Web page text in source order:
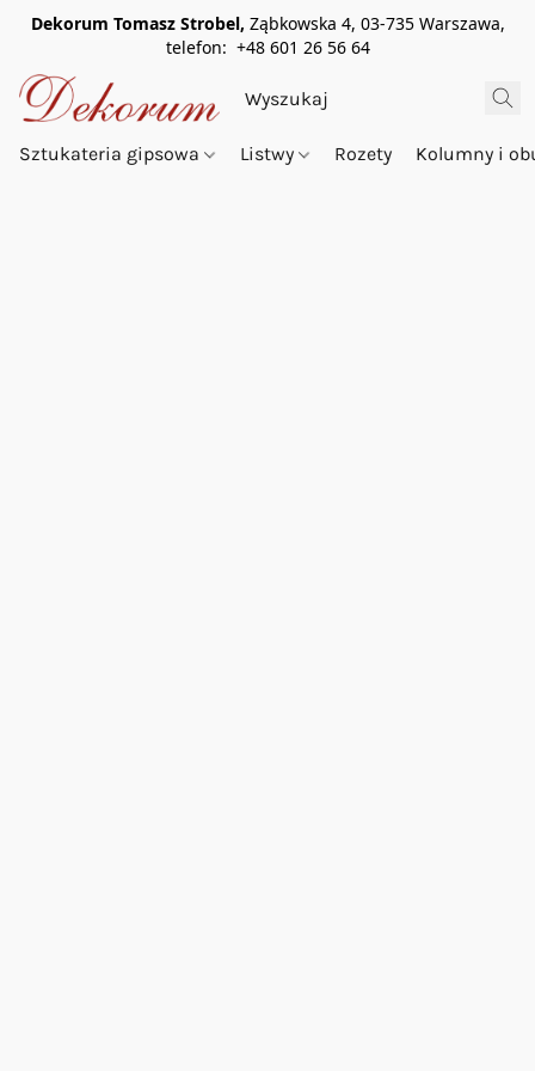
Dekorum Tomasz Strobel, Ząbkowska 4, 03-735 Warszawa,
telefon: +48 601 26 56 64
Sztukateria gipsowa Listwy Rozety Kolumny i